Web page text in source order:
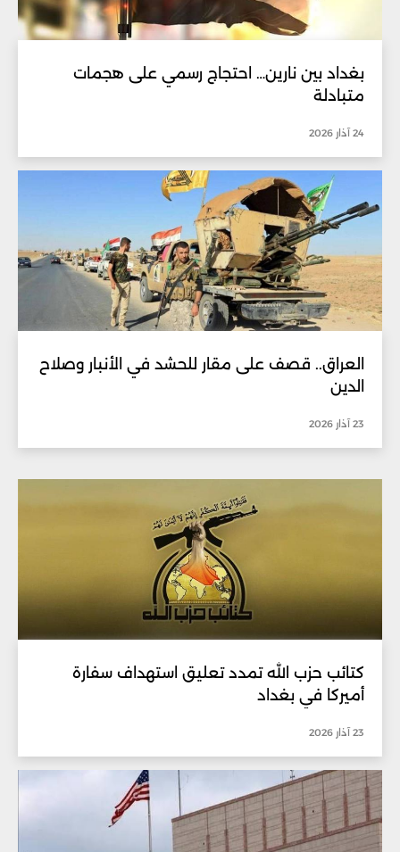
بغداد بين نارين… احتجاج رسمي على هجمات
متبادلة
24 آذار 2026
العراق.. قصف على مقار للحشد في الأنبار وصلاح
الدين
23 آذار 2026
كتائب حزب الله تمدد تعليق استهداف سفارة
أميركا في بغداد
23 آذار 2026